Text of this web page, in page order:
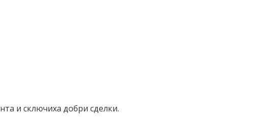
и сключиха добри сделки.